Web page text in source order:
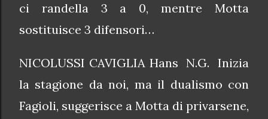
ci randella 3 a 0, mentre Motta
sostituisce 3 difensori…
NICOLUSSI CAVIGLIA Hans N.G. Inizia
la stagione da noi, ma il dualismo con
Fagioli, suggerisce a Motta di privarsene,